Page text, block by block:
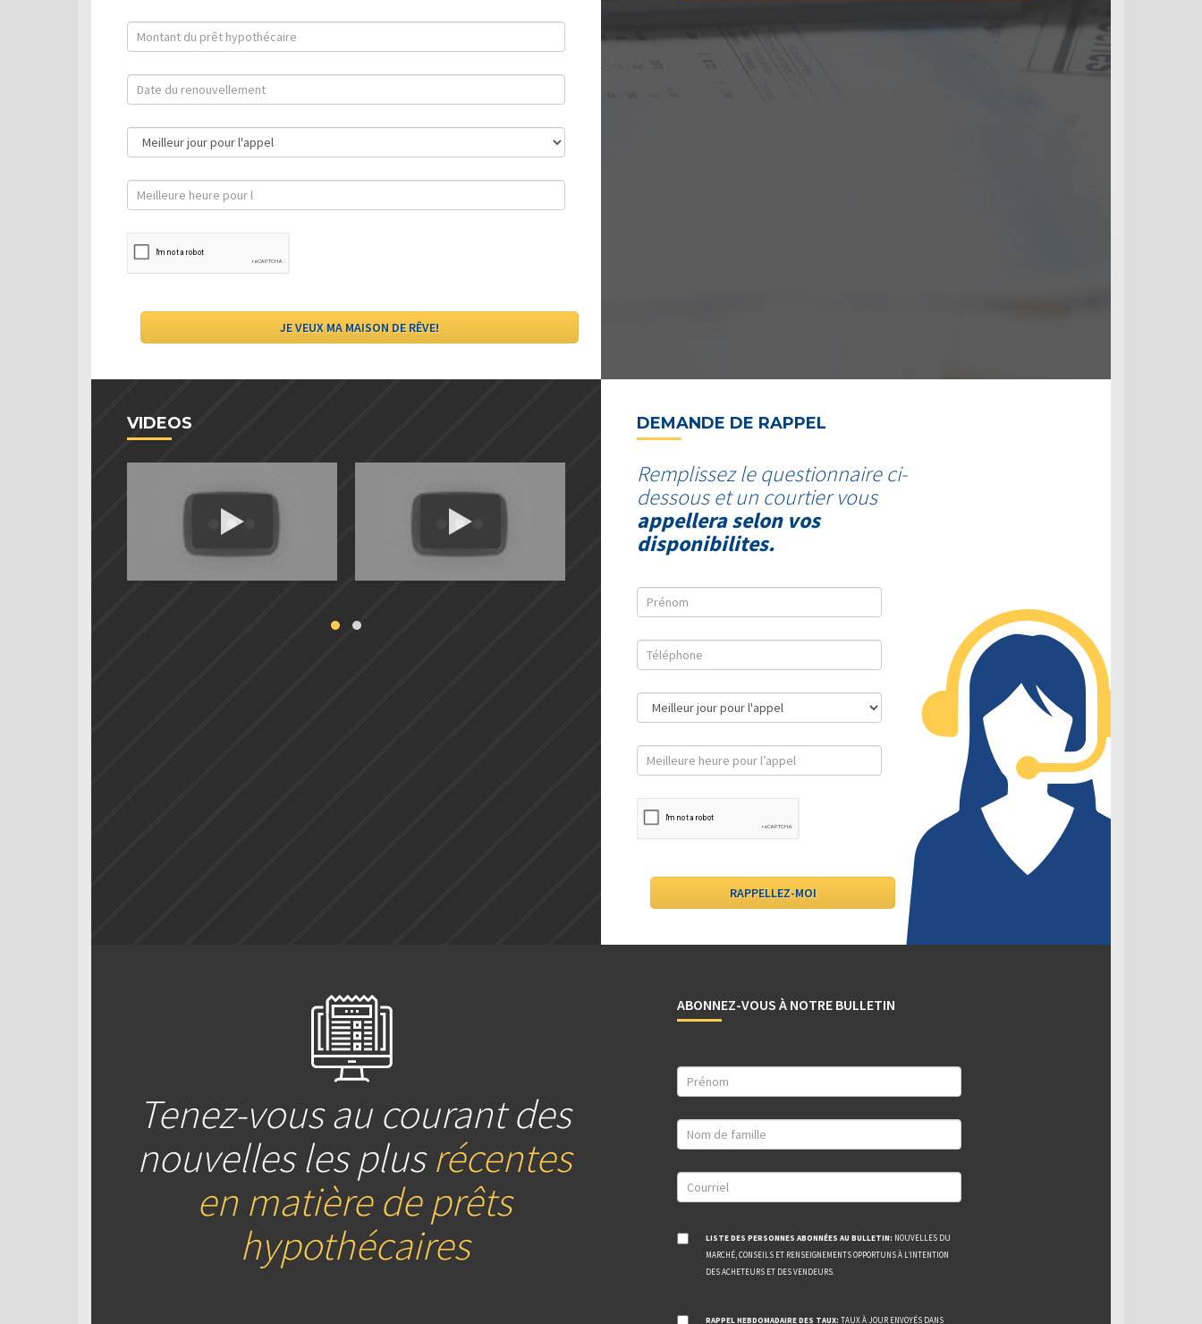
VIDEOS DEMANDE DE RAPPEL
Remplissez le questionnaire ci-
dessous et un courtier vous
appellera selon vos
disponibilites.
Tenez-vous au courant des
nouvelles les plusrécentes
en matière de prêts
hypothécaires
ABONNEZ-VOUS À NOTRE BULLETIN
LISTE DES PERSONNES ABONNÉES AU BULLETIN: NOUVELLES DU
MARCHÉ, CONSEILS ET RENSEIGNEMENTS OPPORTUNS À L’INTENTION
DES ACHETEURS ET DES VENDEURS.
RAPPEL HEBDOMADAIRE DES TAUX: TAUX À JOUR ENVOYÉS DANS